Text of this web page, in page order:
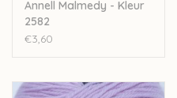
Annell Malmedy - Kleur
2582
€3,60